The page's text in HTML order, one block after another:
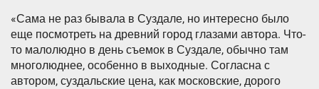
«Сама не раз бывала в Суздале, но интересно было
еще посмотреть на древний город глазами автора. Что-
то малолюдно в день съемок в Суздале, обычно там
многолюднее, особенно в выходные. Согласна с
автором, суздальские цена, как московские, дорого